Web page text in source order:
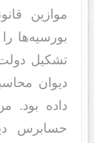
موازین
بورسیه‌ها
دیوان
داده بود.
حسابرس